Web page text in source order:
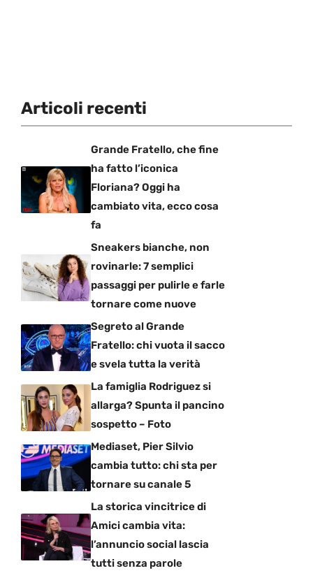
Articoli recenti
Grande Fratello, che fine
ha fatto l’iconica
Floriana? Oggi ha
cambiato vita, ecco cosa
fa
Sneakers bianche, non
rovinarle: 7 semplici
passaggi per pulirle e farle
tornare come nuove
Segreto al Grande
Fratello: chi vuota il sacco
e svela tutta la verità
La famiglia Rodriguez si
allarga? Spunta il pancino
sospetto – Foto
Mediaset, Pier Silvio
cambia tutto: chi sta per
tornare su canale 5
La storica vincitrice di
Amici cambia vita:
l’annuncio social lascia
tutti senza parole